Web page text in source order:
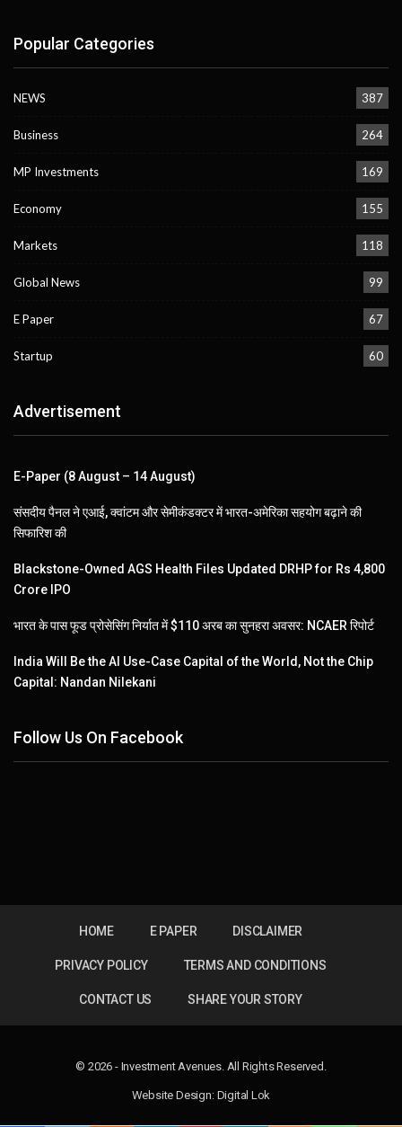
Popular Categories
NEWS 387
Business 264
MP Investments 169
Economy 155
Markets 118
Global News 99
E Paper 67
Startup 60
Advertisement
E-Paper (8 August – 14 August)
संसदीय पैनल ने एआई, क्वांटम और सेमीकंडक्टर में भारत-अमेरिका सहयोग बढ़ाने की
सिफारिश की
Blackstone-Owned AGS Health Files Updated DRHP for Rs 4,800
Crore IPO
भारत के पास फूड प्रोसेसिंग निर्यात में $110 अरब का सुनहरा अवसर: NCAER रिपोर्ट
India Will Be the AI Use-Case Capital of the World, Not the Chip
Capital: Nandan Nilekani
Follow Us On Facebook
HOME E PAPER DISCLAIMER
PRIVACY POLICY TERMS AND CONDITIONS
CONTACT US SHARE YOUR STORY
© 2026 - Investment Avenues. All Rights Reserved.
Website Design: Digital Lok